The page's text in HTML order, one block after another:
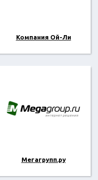
Компания Ой-Ли
Мегагрупп.ру